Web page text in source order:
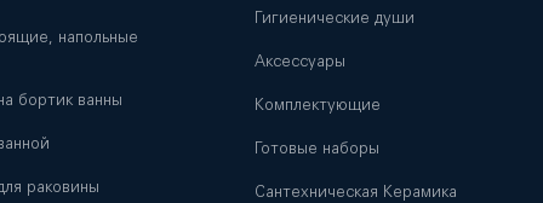
напольные
бортик ванны
раковины
Гигиенические души
Аксессуары
Комплектующие
Готовые наборы
Сантехническая Керамика